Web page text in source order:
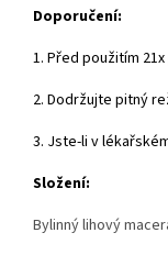
Doporučení:
1. Před použitím
2. Dodržujte pitný
3. Jste-li v
Složení:
Bylinný lihový